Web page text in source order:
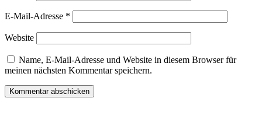
E-Mail-Adresse *
Website
Name, E-Mail-Adresse und Website in diesem Browser für
meinen nächsten Kommentar speichern.